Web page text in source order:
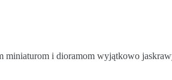
i dioramom wyjątkowo